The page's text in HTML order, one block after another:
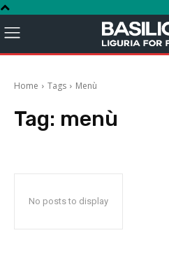
Home Tags Menù
Tag: menù
No posts to display